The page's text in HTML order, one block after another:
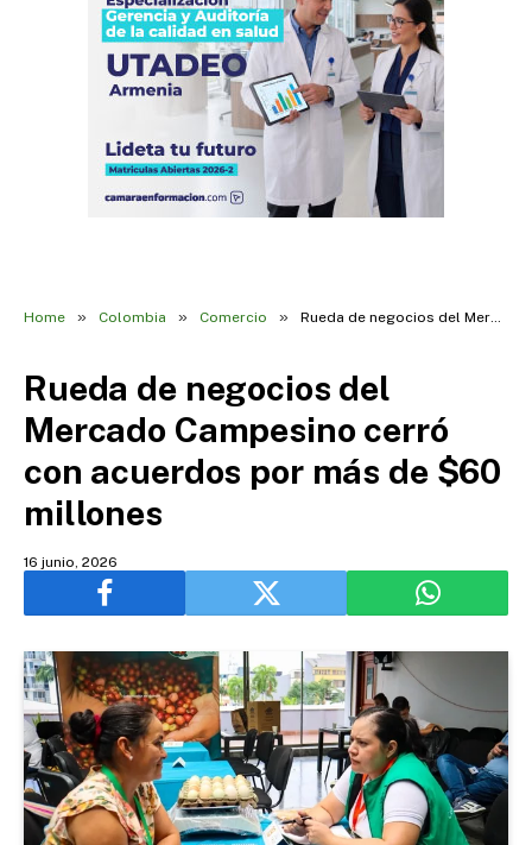
Home » Colombia » Comercio » Rueda de negocios del Mercado Campesino cerró con acuerdos por más de $60 millones
Rueda de negocios del
Mercado Campesino cerró
con acuerdos por más de $60
millones
16 junio, 2026